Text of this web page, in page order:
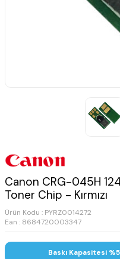
Canon CRG-045H
Toner Chip - Kırmızı
Ürün Kodu : PYRZ0014272
Ean : 8684720003347
Baskı Kapasitesi